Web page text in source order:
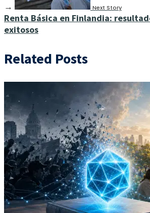
→ Next Story
Renta Básica en Finlandia:
exitosos
Related Posts